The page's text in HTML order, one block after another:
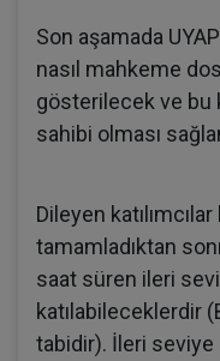
Son aşamada
nasıl mahkeme
gösterilecek ve bu
sahibi olması
Dileyen
tamamladıktan
saat süren ileri
katılabileceklerdir
tabidir). İleri seviye